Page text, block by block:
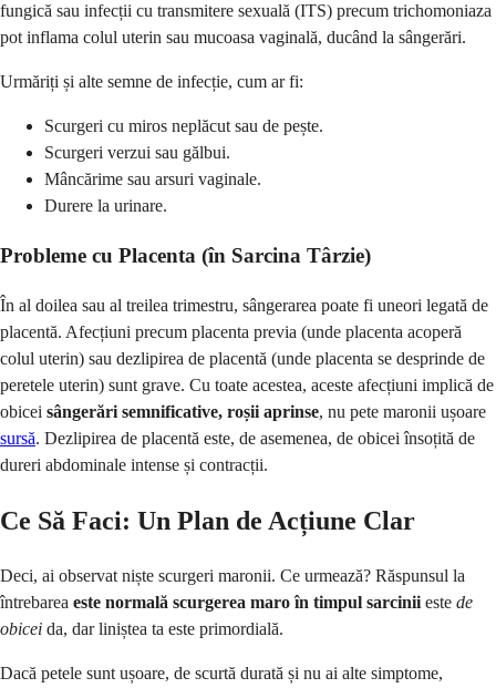
fungică sau infecții cu transmitere sexuală (ITS) precum trichomoniaza
pot inflama colul uterin sau mucoasa vaginală, ducând la sângerări.
Urmăriți și alte semne de infecție, cum ar fi:
Scurgeri cu miros neplăcut sau de pește.
Scurgeri verzui sau gălbui.
Mâncărime sau arsuri vaginale.
Durere la urinare.
Probleme cu Placenta (în Sarcina Târzie)
În al doilea sau al treilea trimestru, sângerarea poate fi uneori legată de
placentă. Afecțiuni precum placenta previa (unde placenta acoperă
colul uterin) sau dezlipirea de placentă (unde placenta se desprinde de
peretele uterin) sunt grave. Cu toate acestea, aceste afecțiuni implică de
obicei sângerări semnificative, roșii aprinse, nu pete maronii ușoare
sursă. Dezlipirea de placentă este, de asemenea, de obicei însoțită de
dureri abdominale intense și contracții.
Ce Să Faci: Un Plan de Acțiune Clar
Deci, ai observat niște scurgeri maronii. Ce urmează? Răspunsul la
întrebarea este normală scurgerea maro în timpul sarcinii este de
obicei da, dar liniștea ta este primordială.
Dacă petele sunt ușoare, de scurtă durată și nu ai alte simptome,